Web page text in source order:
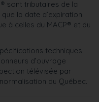
sont tributaires de la
la date d’expiration
à celles du MACP® et du
techniques
d’ouvrage
télévisée par
du Québec.